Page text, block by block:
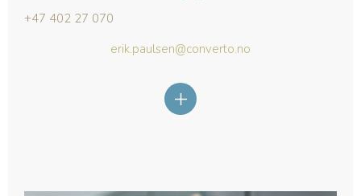
+47 402 27 070
erik.paulsen@converto.no